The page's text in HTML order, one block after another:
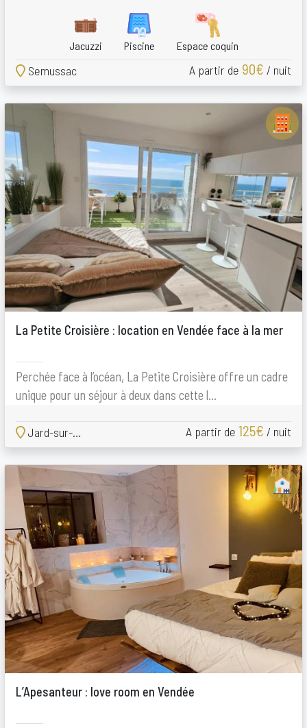
Jacuzzi Piscine Espace coquin
Semussac A partir de 90€ / nuit
La Petite Croisière : location en Vendée face à la mer
Perchée face à l’océan, La Petite Croisière offre un cadre
unique pour un séjour à deux dans cette l...
Jard-sur-Mer A partir de 125€ / nuit
L’Apesanteur : love room en Vendée